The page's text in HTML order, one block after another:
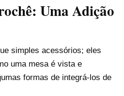
Uma Adição
simples acessórios; eles
uma mesa é vista e
formas de integrá-los de